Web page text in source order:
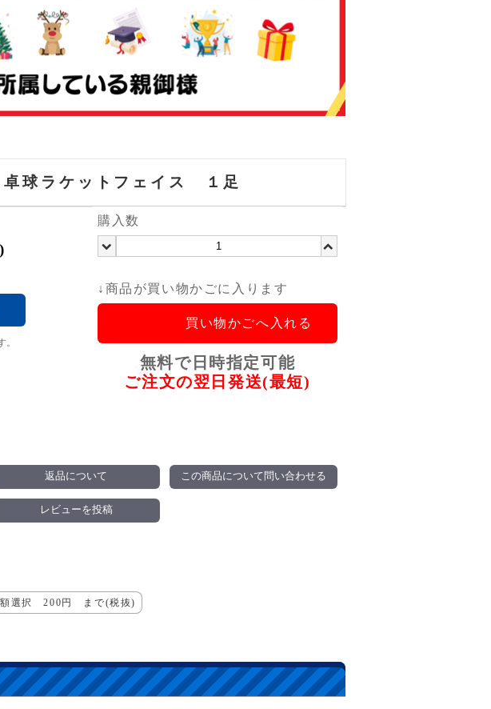
球ラケットフェイス １足
購入数
買い物かごへ入れる
↓商品が買い物かごに入ります
無料で日時指定可能
ご注文の翌日発送(最短)
返品について この商品について問い合わせる
レビューを投稿
選択 200円 まで(税抜)